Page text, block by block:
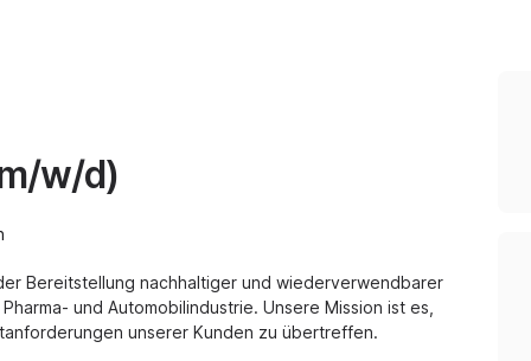
w/d)
Bereitstellung nachhaltiger und wiederverwendbarer
und Automobilindustrie. Unsere Mission ist es,
unserer Kunden zu übertreffen.